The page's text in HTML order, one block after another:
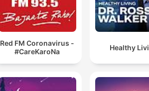
Red FM Coronavirus -
#CareKaroNa
Healthy